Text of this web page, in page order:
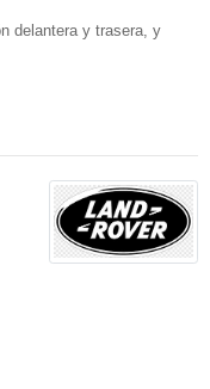
delantera y trasera, y